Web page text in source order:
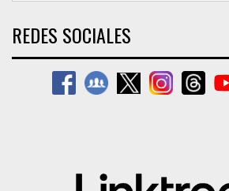
REDES SOCIALES